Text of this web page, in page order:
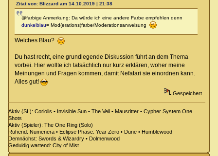
Zitat von: Blizzard am 14.10.2019 | 21:38
@farbige Anmerkung: Da würde ich eine andere Farbe empfehlen denn
dunkelblau= Mod(erations)farbe/Moderationsanweisung
Welches Blau?
Du hast recht, eine grundlegende Diskussion führt an dem Thema
vorbei. Hier wollte ich tatsächlich nur kurz erklären, woher meine
Meinungen und Fragen kommen, damit Nefatari sie einordnen kann.
Alles gut!
Gespeichert
Aktiv (SL): Coriolis • Invisible Sun • The Veil • Mausritter • Cypher System One
Shots
Aktiv (Spieler): The One Ring (Solo)
Ruhend: Numenera • Eclipse Phase: Year Zero • Dune • Humblewood
Demnächst: Swords & Wizardry • Dolmenwood
Geduldig wartend: City of Mist